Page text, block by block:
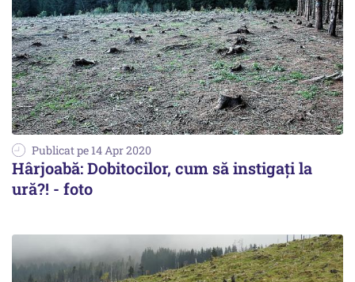
Publicat pe 14 Apr 2020
Hârjoabă: Dobitocilor, cum să instigați la
ură?! - foto